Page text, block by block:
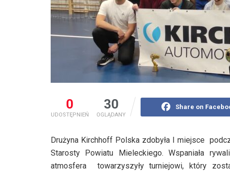
0
UDOSTĘPNIEŃ
30
OGLĄDANY
Share on
Drużyna Kirchhoff Polska zdobyła I miejsce
Starosty Powiatu Mieleckiego. Wspaniała
atmosfera towarzyszyły turniejowi, który